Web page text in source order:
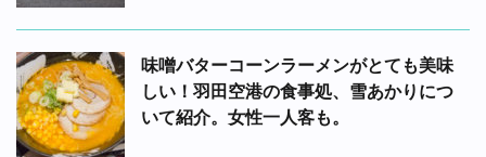
味噌バターコーンラーメンがとても美味
しい！羽田空港の食事処、雪あかりにつ
いて紹介。女性一人客も。